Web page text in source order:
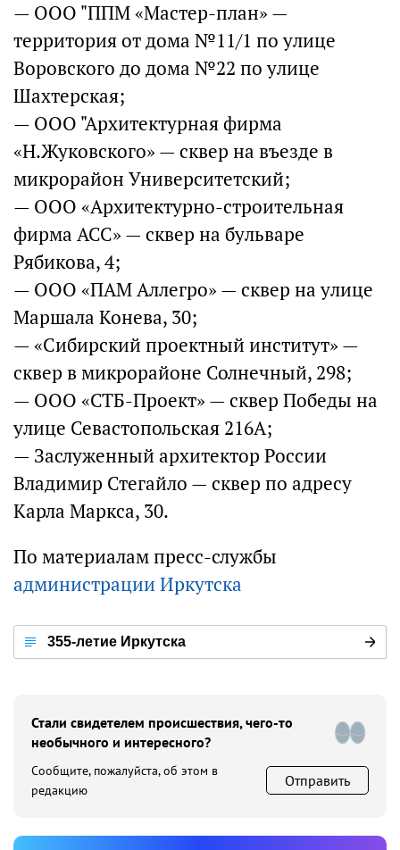
— ООО "ППМ «Мастер-план» —
территория от дома №11/1 по улице
Воровского до дома №22 по улице
Шахтерская;
— ООО "Архитектурная фирма
«Н.Жуковского» — сквер на въезде в
микрорайон Университетский;
— ООО «Архитектурно-строительная
фирма АСС» — сквер на бульваре
Рябикова, 4;
— ООО «ПАМ Аллегро» — сквер на улице
Маршала Конева, 30;
— «Сибирский проектный институт» —
сквер в микрорайоне Солнечный, 298;
— ООО «СТБ-Проект» — сквер Победы на
улице Севастопольская 216А;
— Заслуженный архитектор России
Владимир Стегайло — сквер по адресу
Карла Маркса, 30.
По материалам пресс-службы
администрации Иркутска
355-летие Иркутска
Стали свидетелем происшествия, чего-то
необычного и интересного?
Сообщите, пожалуйста, об этом в
редакцию
Отправить